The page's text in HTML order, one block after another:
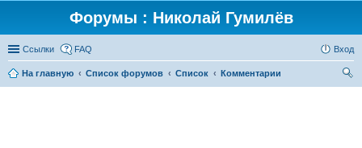
Форумы : Николай Гумилёв
Ссылки FAQ Вход
На главную Список форумов Список
Комментарии